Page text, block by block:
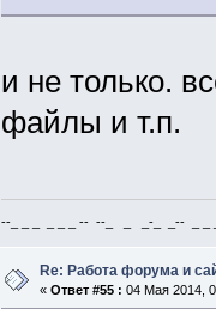
и не только.
файлы и т.п.
--_ _ _ _ _ _ -- --_ _ _-_ _-- _ _
Re: Работа форума и
« Ответ #55 : 04 Мая 2014,